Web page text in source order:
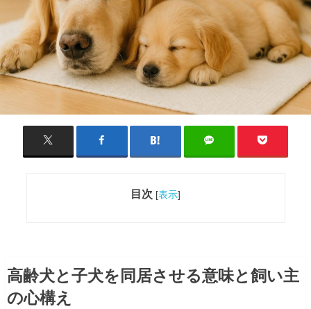
目次 [表示]
高齢犬と子犬を同居させる意味と飼い主
の心構え